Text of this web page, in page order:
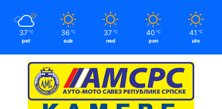
37 ℃
pet
36 ℃
sub
37 ℃
ned
40 ℃
pon
41 ℃
uto